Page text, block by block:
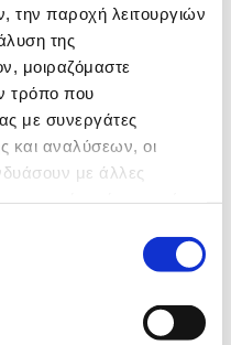
την παροχή λειτουργιών
της
μοιραζόμαστε
τρόπο που
με συνεργάτες
και αναλύσεων, οι
με άλλες
«Γωνιά του Έρωτα»